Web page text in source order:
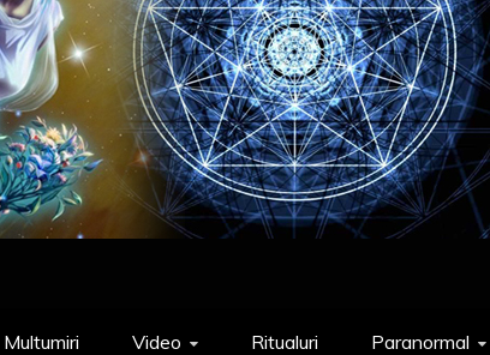
Multumiri Video Ritualuri Paranormal